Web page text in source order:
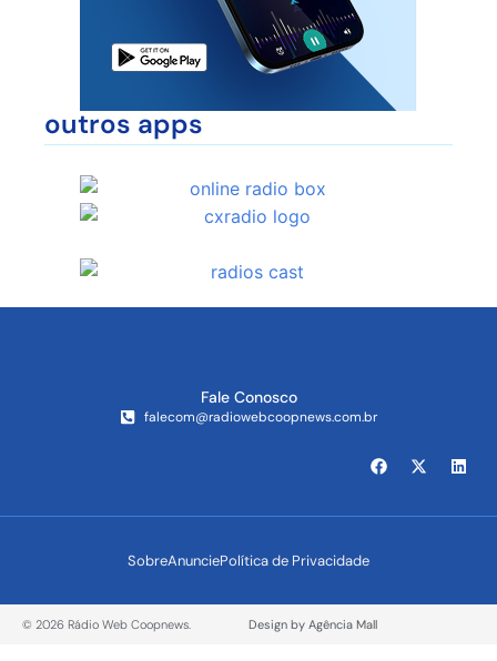
outros apps
Fale Conosco
falecom@radiowebcoopnews.com.br
SobreAnunciePolítica de Privacidade
© 2026 Rádio Web Coopnews. Design by Agência Mall